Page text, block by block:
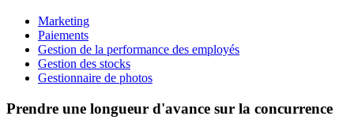
Marketing
Paiements
Gestion de la performance des employés
Gestion des stocks
Gestionnaire de photos
Prendre une longueur d'avance sur la concurrence